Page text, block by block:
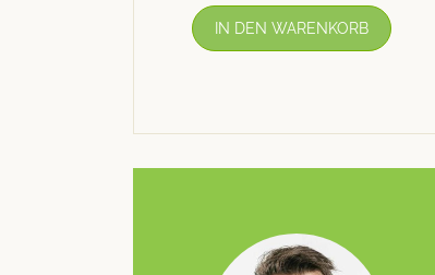
IN DEN WARENKORB